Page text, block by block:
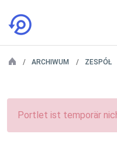
ARCHIWUM ZESPÓŁ
Portlet ist temporär